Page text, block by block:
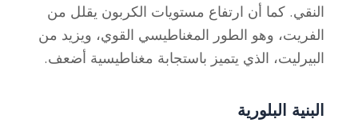
النقي. كما أن ارتفاع مستويات الكربون يقلل من
الفريت، وهو الطور المغناطيسي القوي، ويزيد من
البيرليت، الذي يتميز باستجابة مغناطيسية أضعف.
البنية البلورية